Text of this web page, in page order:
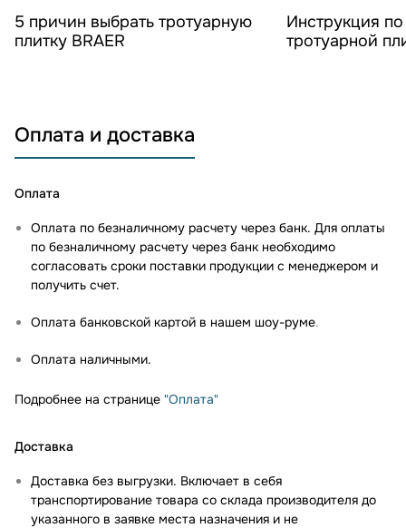
Смотреть видео
5 причин выбрать тротуарную
плитку BRAER
Смотреть
Инструкция
тротуарной
Оплата и доставка
Оплата
Оплата по безналичному расчету через банк. Для оплаты
по безналичному расчету через банк необходимо
согласовать сроки поставки продукции с менеджером и
получить счет.
Оплата банковской картой в нашем шоу-руме.
Оплата наличными.
Подробнее на странице "Оплата"
Доставка
Доставка без выгрузки. Включает в себя
транспортирование товара со склада производителя до
указанного в заявке места назначения и не